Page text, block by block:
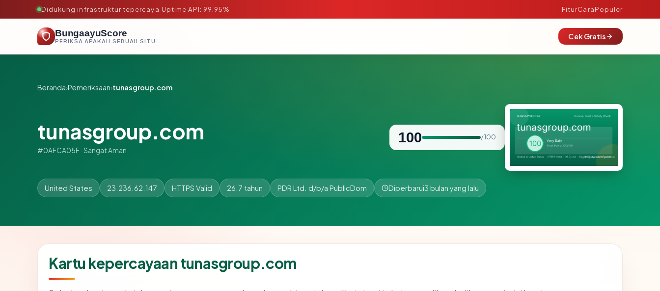
Didukung infrastruktur tepercaya·Uptime API: 99.95% FiturCaraPopuler
BungaayuScore
PERIKSA APAKAH SEBUAH SITUS AMAN, TEPERCAYA, DAN TERVERIFIKASI DALAM HITUNGAN DETIK.
Cek Gratis
Beranda›Pemeriksaan›tunasgroup.com
tunasgroup.com
#0AFCA05F · Sangat Aman
100 / 100
United States 23.236.62.147 HTTPS Valid 26.7 tahun PDR Ltd. d/b/a PublicDom Diperbarui3 bulan yang lalu
Kartu kepercayaan tunasgroup.com